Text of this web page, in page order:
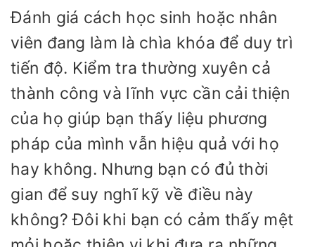
Đánh giá cách học sinh hoặc nhân
viên đang làm là chìa khóa để duy trì
tiến độ. Kiểm tra thường xuyên cả
thành công và lĩnh vực cần cải thiện
của họ giúp bạn thấy liệu phương
pháp của mình vẫn hiệu quả với họ
hay không. Nhưng bạn có đủ thời
gian để suy nghĩ kỹ về điều này
không? Đôi khi bạn có cảm thấy mệt